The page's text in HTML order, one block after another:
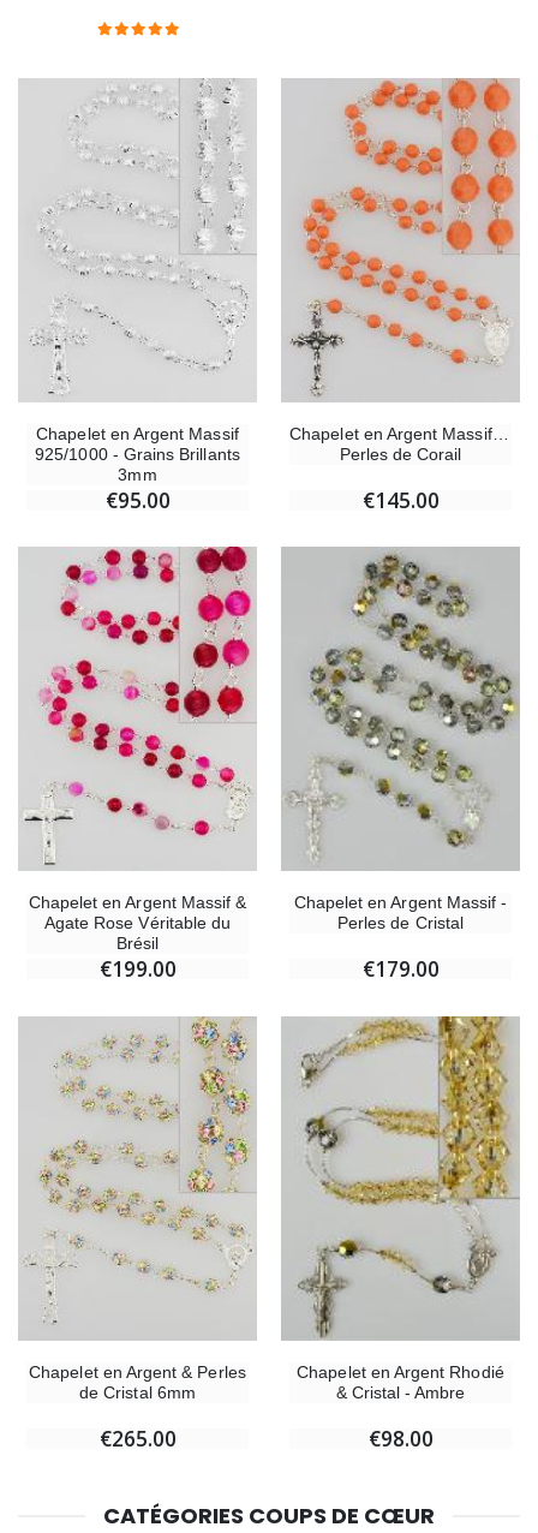
Chapelet en Argent Massif
925/1000 - Grains Brillants
3mm
€95.00
Chapelet en Argent Massif et
Perles de Corail
€145.00
Chapelet en Argent Massif &
Agate Rose Véritable du
Brésil
€199.00
Chapelet en Argent Massif -
Perles de Cristal
€179.00
Chapelet en Argent & Perles
de Cristal 6mm
€265.00
Chapelet en Argent Rhodié
& Cristal - Ambre
€98.00
CATÉGORIES COUPS DE CŒUR